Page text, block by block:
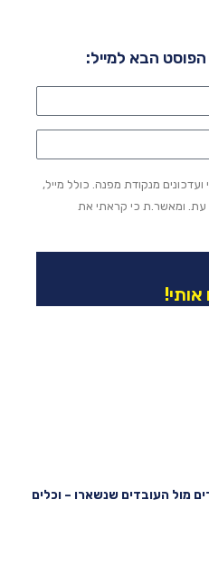
הבא למייל:
מנקודת מפנה. כולל מייל,
ומאשר.ת כי קראתי את
אותי!
מול העובדים שנשארו – וכלים